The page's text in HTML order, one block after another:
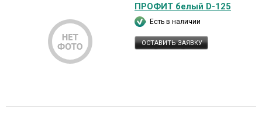
ПРОФИТ белый D-125
Есть в наличии
ОСТАВИТЬ ЗАЯВКУ